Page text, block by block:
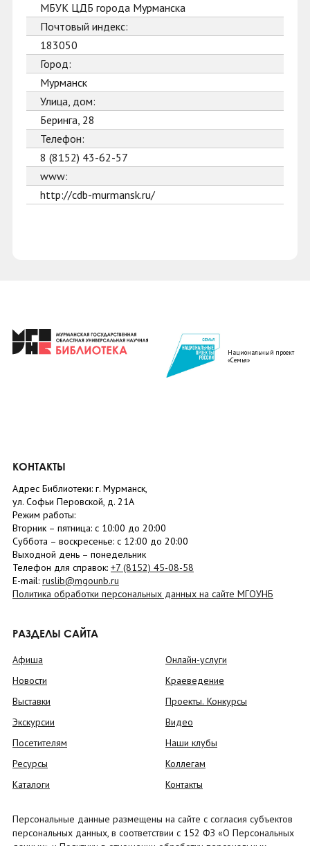
МБУК ЦДБ города Мурманска
Почтовый индекс:
183050
Город:
Мурманск
Улица, дом:
Беринга, 28
Телефон:
8 (8152) 43-62-57
www:
http://cdb-murmansk.ru/
Национальный проект
«Семья»
КОНТАКТЫ
Адрес Библиотеки: г. Мурманск,
ул. Софьи Перовской, д. 21А
Режим работы:
Вторник – пятница: с 10:00 до 20:00
Суббота – воскресенье: c 12:00 до 20:00
Выходной день – понедельник
Телефон для справок: +7 (8152) 45-08-58
E-mail: ruslib@mgounb.ru
Политика обработки персональных данных на сайте МГОУНБ
РАЗДЕЛЫ САЙТА
Афиша
Новости
Выставки
Экскурсии
Посетителям
Ресурсы
Каталоги
Онлайн-услуги
Краеведение
Проекты. Конкурсы
Видео
Наши клубы
Коллегам
Контакты
Персональные данные размещены на сайте с согласия субъектов
персональных данных, в соответствии с 152 ФЗ «О Персональных